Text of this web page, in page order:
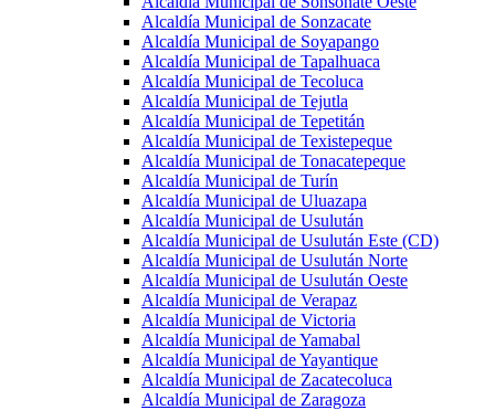
Alcaldía Municipal de Sonzacate
Alcaldía Municipal de Soyapango
Alcaldía Municipal de Tapalhuaca
Alcaldía Municipal de Tecoluca
Alcaldía Municipal de Tejutla
Alcaldía Municipal de Tepetitán
Alcaldía Municipal de Texistepeque
Alcaldía Municipal de Tonacatepeque
Alcaldía Municipal de Turín
Alcaldía Municipal de Uluazapa
Alcaldía Municipal de Usulután
Alcaldía Municipal de Usulután Este (CD)
Alcaldía Municipal de Usulután Norte
Alcaldía Municipal de Usulután Oeste
Alcaldía Municipal de Verapaz
Alcaldía Municipal de Victoria
Alcaldía Municipal de Yamabal
Alcaldía Municipal de Yayantique
Alcaldía Municipal de Zacatecoluca
Alcaldía Municipal de Zaragoza